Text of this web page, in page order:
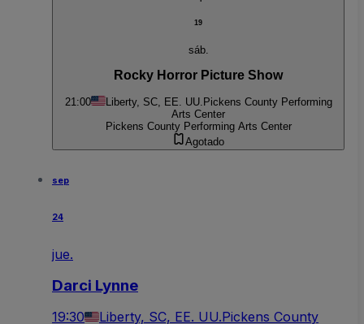
19
sáb.
Rocky Horror Picture Show
21:00 Liberty, SC, EE. UU. Pickens County Performing
Arts Center
Pickens County Performing Arts Center
Agotado
sep
24
jue.
Darci Lynne
19:30 Liberty, SC, EE. UU.Pickens County